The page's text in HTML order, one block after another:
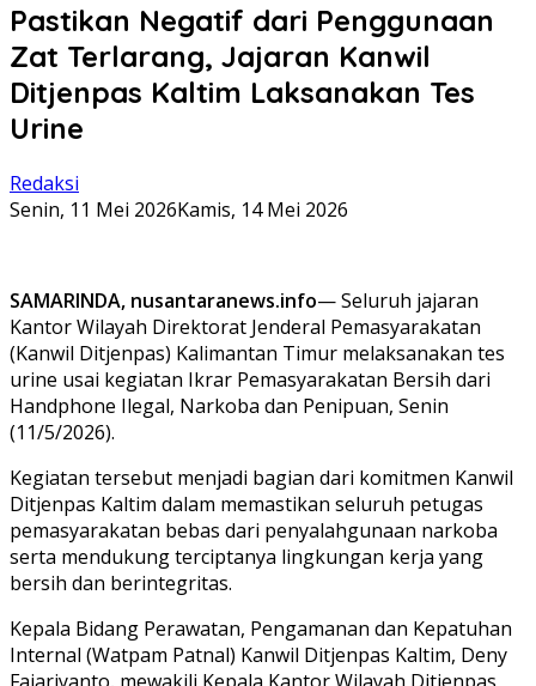
Pastikan Negatif dari Penggunaan
Zat Terlarang, Jajaran Kanwil
Ditjenpas Kaltim Laksanakan Tes
Urine
Redaksi
Senin, 11 Mei 2026Kamis, 14 Mei 2026
SAMARINDA, nusantaranews.info— Seluruh jajaran
Kantor Wilayah Direktorat Jenderal Pemasyarakatan
(Kanwil Ditjenpas) Kalimantan Timur melaksanakan tes
urine usai kegiatan Ikrar Pemasyarakatan Bersih dari
Handphone Ilegal, Narkoba dan Penipuan, Senin
(11/5/2026).
Kegiatan tersebut menjadi bagian dari komitmen Kanwil
Ditjenpas Kaltim dalam memastikan seluruh petugas
pemasyarakatan bebas dari penyalahgunaan narkoba
serta mendukung terciptanya lingkungan kerja yang
bersih dan berintegritas.
Kepala Bidang Perawatan, Pengamanan dan Kepatuhan
Internal (Watpam Patnal) Kanwil Ditjenpas Kaltim, Deny